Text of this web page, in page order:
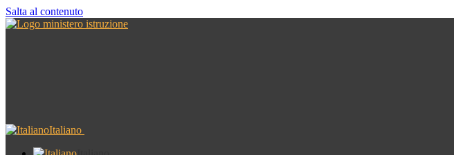
Salta al contenuto
Italiano